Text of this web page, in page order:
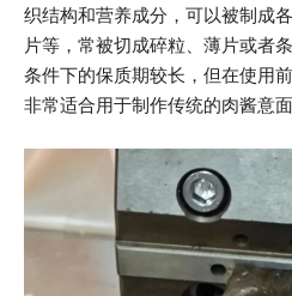
织结构和营养成分，可以被制成
片等，常被切成碎粒、薄片或者
条件下的保质期较长，但在使用
非常适合用于制作传统的肉酱意面